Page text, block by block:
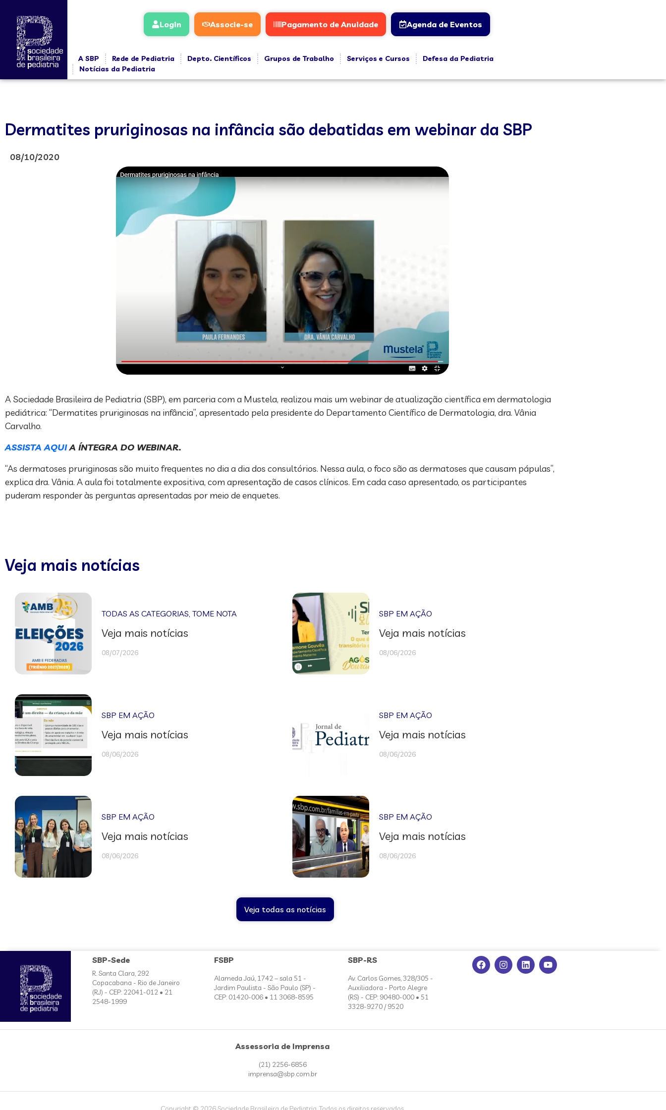
Login Associe-se Pagamento de Anuidade Agenda de Eventos
A SBP Rede de Pediatria Depto. Científicos Grupos de Trabalho Serviços e Cursos
Defesa da Pediatria
Notícias da Pediatria
Dermatites pruriginosas na infância são debatidas em webinar da SBP
08/10/2020
A Sociedade Brasileira de Pediatria (SBP), em parceria com a Mustela, realizou mais um webinar de atualização científica em dermatologia
pediátrica: “Dermatites pruriginosas na infância”, apresentado pela presidente do Departamento Científico de Dermatologia, dra. Vânia
Carvalho.
ASSISTA AQUIA ÍNTEGRA DO WEBINAR.
“As dermatoses pruriginosas são muito frequentes no dia a dia dos consultórios. Nessa aula, o foco são as dermatoses que causam pápulas”,
explica dra. Vânia. A aula foi totalmente expositiva, com apresentação de casos clínicos. Em cada caso apresentado, os participantes
puderam responder às perguntas apresentadas por meio de enquetes.
Veja mais notícias
TODAS AS CATEGORIAS,TOME NOTA
Veja mais notícias
08/07/2026
SBP EM AÇÃO
Veja mais notícias
08/06/2026
SBP EM AÇÃO
Veja mais notícias
08/06/2026
SBP EM AÇÃO
Veja mais notícias
08/06/2026
SBP EM AÇÃO
Veja mais notícias
08/06/2026
SBP EM AÇÃO
Veja mais notícias
08/06/2026
Veja todas as notícias
SBP-Sede
R. Santa Clara, 292
Copacabana - Rio de Janeiro
(RJ) - CEP: 22041-012 • 21
2548-1999
FSBP
Alameda Jaú, 1742 – sala 51 -
Jardim Paulista - São Paulo (SP) -
CEP: 01420-006 • 11 3068-8595
SBP-RS
Av. Carlos Gomes, 328/305 -
Auxiliadora - Porto Alegre
(RS) - CEP: 90480-000 • 51
3328-9270 / 9520
Assessoria de Imprensa
(21) 2256-6856
imprensa@sbp.com.br